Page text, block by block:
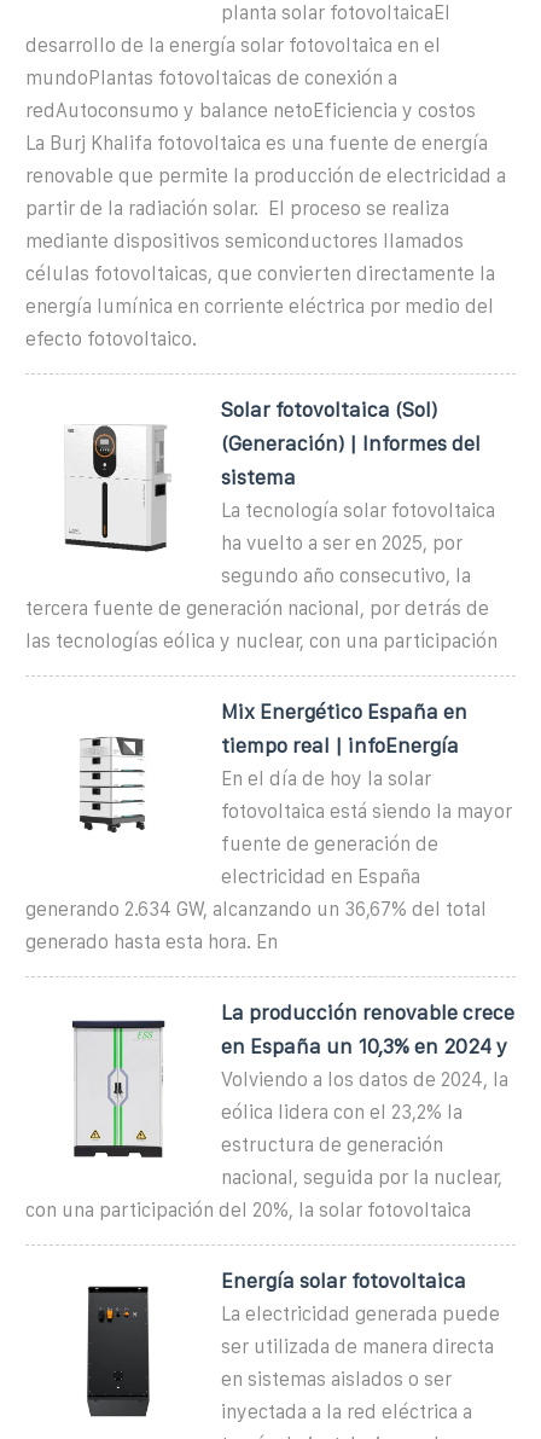
planta solar fotovoltaicaEl
desarrollo de la energía solar fotovoltaica en el
mundoPlantas fotovoltaicas de conexión a
redAutoconsumo y balance netoEficiencia y costos
La Burj Khalifa fotovoltaica es una fuente de energía
renovable que permite la producción de electricidad a
partir de la radiación solar. ​ El proceso se realiza
mediante dispositivos semiconductores llamados
células fotovoltaicas, que convierten directamente la
energía lumínica en corriente eléctrica por medio del
efecto fotovoltaico. ​
Solar fotovoltaica (Sol)
(Generación) | Informes del
sistema
La tecnología solar fotovoltaica
ha vuelto a ser en 2025, por
segundo año consecutivo, la
tercera fuente de generación nacional, por detrás de
las tecnologías eólica y nuclear, con una participación
Mix Energético España en
tiempo real | infoEnergía
En el día de hoy la solar
fotovoltaica está siendo la mayor
fuente de generación de
electricidad en España
generando 2.634 GW, alcanzando un 36,67% del total
generado hasta esta hora. En
La producción renovable crece
en España un 10,3% en 2024 y
Volviendo a los datos de 2024, la
eólica lidera con el 23,2% la
estructura de generación
nacional, seguida por la nuclear,
con una participación del 20%, la solar fotovoltaica
Energía solar fotovoltaica
La electricidad generada puede
ser utilizada de manera directa
en sistemas aislados o ser
inyectada a la red eléctrica a